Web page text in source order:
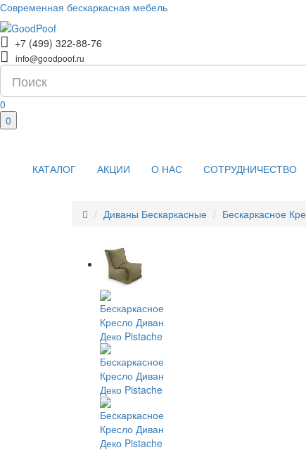
Современная бескаркасная мебель
+7 (499) 322-88-76
info@goodpoof.ru
0
0
КАТАЛОГ АКЦИИ О НАС СОТРУДНИЧЕСТВО
Диваны Бескаркасные Бескаркасное